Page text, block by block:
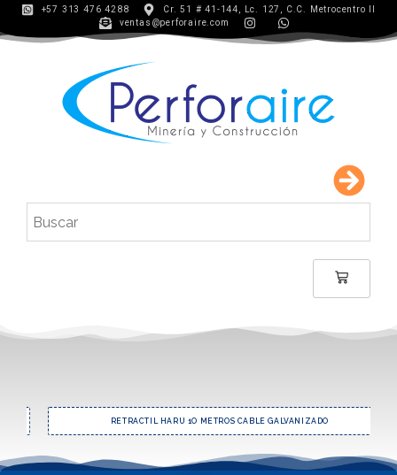
+57 313 476 4288
Cr. 51 # 41-144, Lc. 127, C.C. Metrocentro II
ventas@perforaire.com
RETRACTIL HARU 1O METROS CABLE GALVANIZADO